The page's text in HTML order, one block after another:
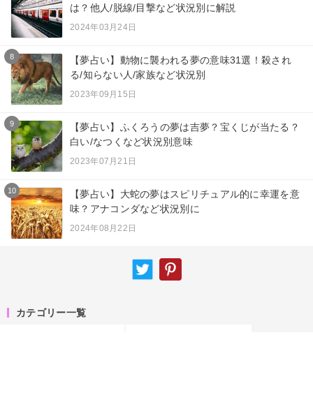
は？他人/脱線/目撃など状況別に解説
2024年03月24日
8
【夢占い】動物に襲われる夢の意味31選！殺され
る/知らない人/家族など状況別
2023年09月15日
9
【夢占い】ふくろうの夢は吉夢？宝くじが当たる？
白い/なつくなど状況別意味
2023年07月21日
10
【夢占い】大蛇の夢はスピリチュアル的に幸運を意
味？アナコンダなど状況別に
2024年08月22日
カテゴリー一覧